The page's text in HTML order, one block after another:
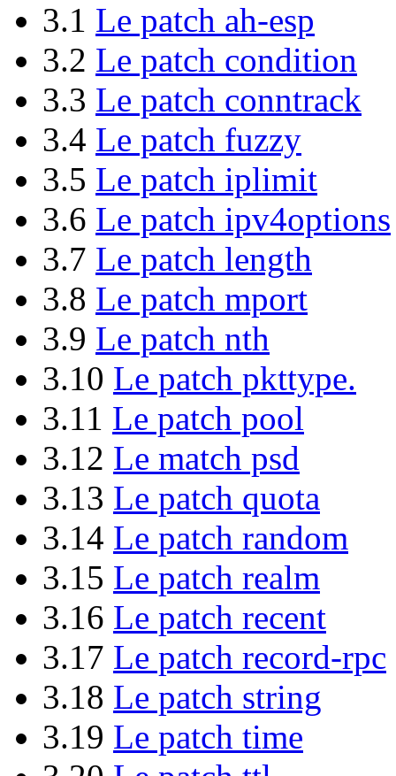
3.1 Le patch ah-esp
3.2 Le patch condition
3.3 Le patch conntrack
3.4 Le patch fuzzy
3.5 Le patch iplimit
3.6 Le patch ipv4options
3.7 Le patch length
3.8 Le patch mport
3.9 Le patch nth
3.10 Le patch pkttype.
3.11 Le patch pool
3.12 Le match psd
3.13 Le patch quota
3.14 Le patch random
3.15 Le patch realm
3.16 Le patch recent
3.17 Le patch record-rpc
3.18 Le patch string
3.19 Le patch time